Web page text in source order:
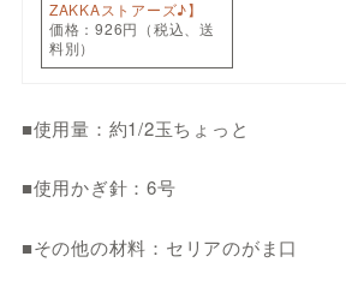
ZAKKAストアーズ♪】
価格：926円（税込、送
料別）
■使用量：約1/2玉ちょっと
■使用かぎ針：6号
■その他の材料：セリアのがま口